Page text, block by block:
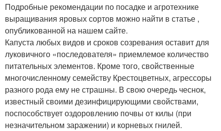
Подробные рекомендации по посадке и агротехнике
выращивания яровых сортов можно найти в статье ,
опубликованной на нашем сайте.
Капуста любых видов и сроков созревания оставит для
луковичного «последователя» приемлемое количество
питательных элементов. Кроме того, свойственные
многочисленному семейству Крестоцветных, агрессоры
разного рода ему не страшны. В свою очередь чеснок,
известный своими дезинфицирующими свойствами,
поспособствует оздоровлению почвы от килы (при
незначительном заражении) и корневых гнилей.